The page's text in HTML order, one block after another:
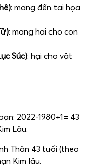
: mang đến tai họa
: mang hại cho con
Súc): hại cho vật
2022-1980+1= 43
Lâu.
Thân 43 tuổi (theo
Kim lâu.